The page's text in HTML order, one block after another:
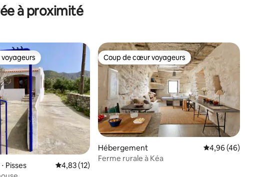
à proximité
de 32 commentaires : 4,94 sur 5
Pisses Évaluation moyenne sur la base de 12 commentaires : 4,83 sur 5
4,83 (12)
Coup de cœur voyageurs
Coup de cœur voyageurs
Hébergement Évaluation moyenne
4,96 (46)
Ferme rurale à Kéa